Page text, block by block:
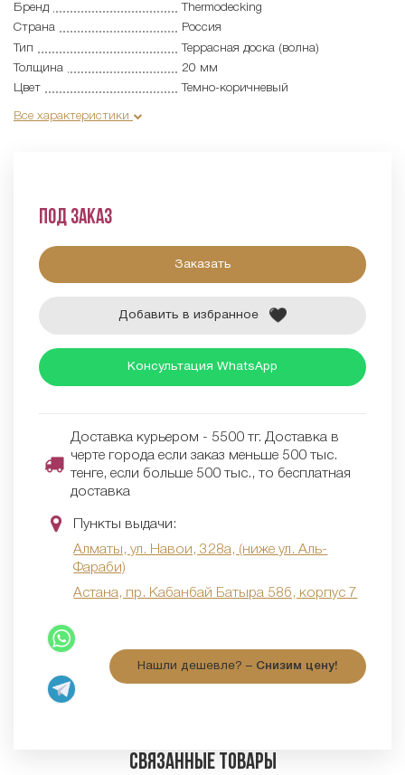
Бренд
Thermodecking
Страна
Россия
Тип
Террасная доска (волна)
Толщина
20 мм
Цвет
Темно-коричневый
Все характеристики
Под заказ
Заказать
Добавить в избранное
Консультация WhatsApp
Доставка курьером - 5500 тг. Доставка в
черте города если заказ меньше 500 тыс.
тенге, если больше 500 тыс., то бесплатная
доставка
Пункты выдачи:
Алматы, ул. Навои, 328а, (ниже ул. Аль-
Фараби)
Астана, пр. Кабанбай Батыра 58б, корпус 7
Нашли дешевле? – Снизим цену!
Связанные товары